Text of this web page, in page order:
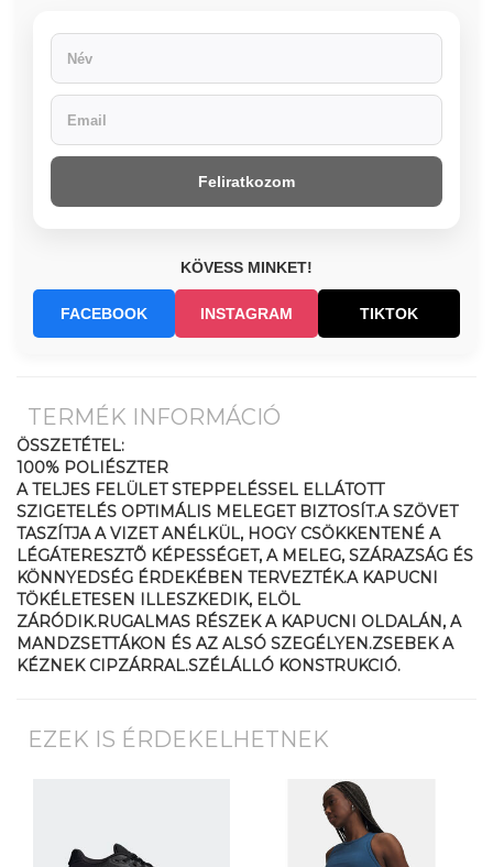
Feliratkozom
KÖVESS MINKET!
FACEBOOK INSTAGRAM TIKTOK
TERMÉK INFORMÁCIÓ
ÖSSZETÉTEL:
100% POLIÉSZTER
A TELJES FELÜLET STEPPELÉSSEL ELLÁTOTT
SZIGETELÉS OPTIMÁLIS MELEGET BIZTOSÍT.A SZÖVET
TASZÍTJA A VIZET ANÉLKÜL, HOGY CSÖKKENTENÉ A
LÉGÁTERESZTÕ KÉPESSÉGET, A MELEG, SZÁRAZSÁG ÉS
KÖNNYEDSÉG ÉRDEKÉBEN TERVEZTÉK.A KAPUCNI
TÖKÉLETESEN ILLESZKEDIK, ELÖL
ZÁRÓDIK.RUGALMAS RÉSZEK A KAPUCNI OLDALÁN, A
MANDZSETTÁKON ÉS AZ ALSÓ SZEGÉLYEN.ZSEBEK A
KÉZNEK CIPZÁRRAL.SZÉLÁLLÓ KONSTRUKCIÓ.
EZEK IS ÉRDEKELHETNEK